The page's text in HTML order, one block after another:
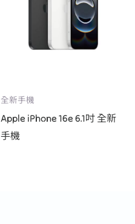
全新手機
Apple iPhone 16e 6.1吋 全新
手機